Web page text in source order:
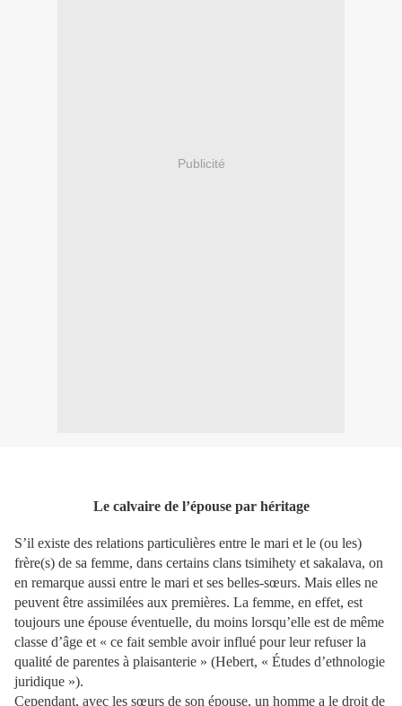
Publicité
Le calvaire de l’épouse par héritage
S’il existe des relations particulières entre le mari et le (ou les)
frère(s) de sa femme, dans certains clans tsimihety et sakalava, on
en remarque aussi entre le mari et ses belles-sœurs. Mais elles ne
peuvent être assimilées aux premières. La femme, en effet, est
toujours une épouse éventuelle, du moins lorsqu’elle est de même
classe d’âge et « ce fait semble avoir influé pour leur refuser la
qualité de parentes à plaisanterie » (Hebert, « Études d’ethnologie
juridique »).
Cependant, avec les sœurs de son épouse, un homme a le droit de